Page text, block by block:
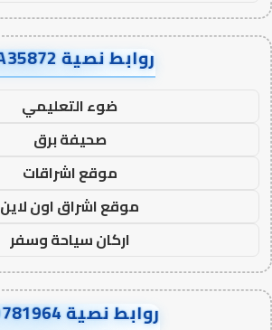
روابط نصية AA35872
ضوء التعليمي
صحيفة برق
موقع اشراقات
موقع اشراق اون لاين
اركان سياحة وسفر
روابط نصية FD781964